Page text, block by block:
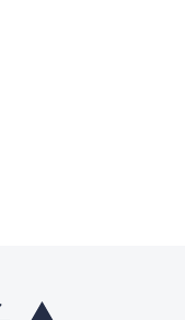
LinkedIn